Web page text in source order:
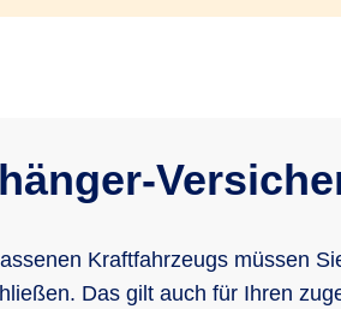
Kraftfahrzeugs müssen
Das gilt auch für Ihren